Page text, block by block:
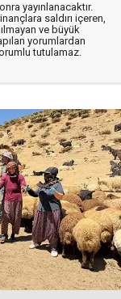
yayınlanacaktır.
saldırı içeren,
ve büyük
yorumlardan
tutulamaz.